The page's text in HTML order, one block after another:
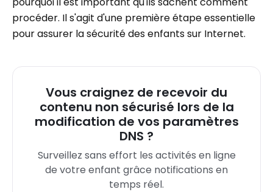
procéder. Il s'agit d'une première étape essentielle
pour assurer la sécurité des enfants sur Internet.
Vous craignez de recevoir du
contenu non sécurisé lors de la
modification de vos paramètres
DNS ?
Surveillez sans effort les activités en ligne
de votre enfant grâce notifications en
temps réel.